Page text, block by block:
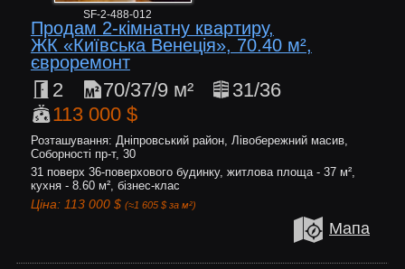
SF-2-488-012
Продам 2-кімнатну квартиру,
ЖК «Київська Венеція», 70.40 м²,
євроремонт
2 70/37/9 м²
31/36
113 000 $
Розташування: Дніпровський район, Лівобережний масив,
Соборності пр-т, 30
31 поверх 36-поверхового будинку, житлова площа - 37 м²,
кухня - 8.60 м², бізнес-клас
Ціна: 113 000 $ (≈1 605 $ за м²)
Мапа